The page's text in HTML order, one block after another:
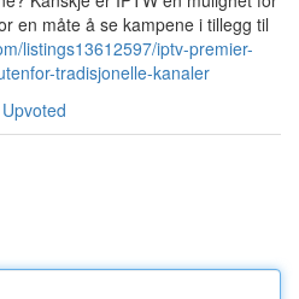
en måte å se kampene i tillegg til
listings13612597/iptv-premier-
tradisjonelle-kanaler